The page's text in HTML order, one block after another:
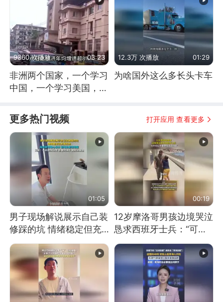
9360 次播放 03:23
非洲两个国家，一个学习
中国，一个学习美国，结
12.3万 次播放 01:29
为啥国外这么多长头卡车
更多热门视频 打开应用 查看更多
01:05
男子现场解说展示自己装
修踩的坑 情绪稳定但充
满无奈 每处都有精心设
计 但每处都有瑕疵 网
友：一开始我没笑 但看
到洗手盆我没绷住
00:19
12岁摩洛哥男孩边境哭泣
恳求西班牙士兵：“可不
可以不要把我遣返回国”